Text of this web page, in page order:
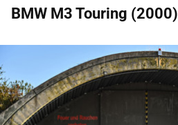
BMW M3 Touring (2000)